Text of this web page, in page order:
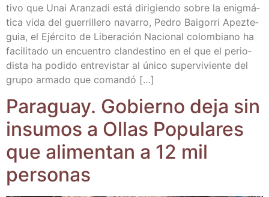
ti­vo que Unai Aran­za­di está diri­gien­do sobre la enig­má­
ti­ca vida del gue­rri­lle­ro nava­rro, Pedro Bai­go­rri Apez­te­
guia, el Ejér­ci­to de Libe­ra­ción Nacio­nal colom­biano ha
faci­li­ta­do un encuen­tro clan­des­tino en el que el perio­
dis­ta ha podi­do entre­vis­tar al úni­co super­vi­vien­te del
gru­po arma­do que comandó […]
Para­guay. Gobierno deja sin
insu­mos a Ollas Popu­la­res
que ali­men­tan a 12 mil
personas